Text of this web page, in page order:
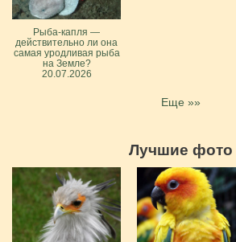
Рыба-капля —
действительно ли она
самая уродливая рыба
на Земле?
20.07.2026
Еще »»
Лучшие фото